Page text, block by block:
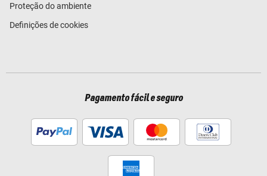
Proteção do ambiente
Definições de cookies
Pagamento fácil e seguro